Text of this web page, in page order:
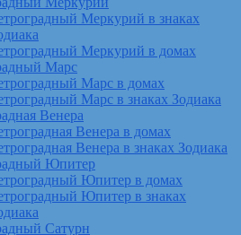
Меркурий в знаках
Меркурий в домах
Марс
Марс в домах
Марс в знаках Зодиака
Венера
Венера в домах
Венера в знаках Зодиака
Юпитер
Юпитер в домах
Юпитер в знаках
Сатурн